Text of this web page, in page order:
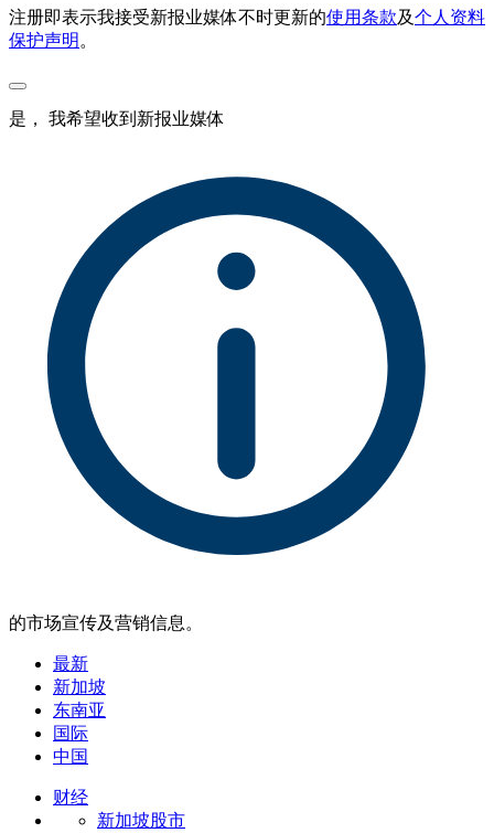
注册即表示我接受新报业媒体不时更新的使用条款及个人资料
保护声明。
是， 我希望收到新报业媒体
的市场宣传及营销信息。
最新
新加坡
东南亚
国际
中国
财经
新加坡股市